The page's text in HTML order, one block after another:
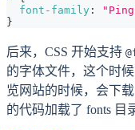
font-family :
}
后来，CSS 开始支持
的字体文件，这个时
览网站的时候，会下载
的代码加载了 fonts 目